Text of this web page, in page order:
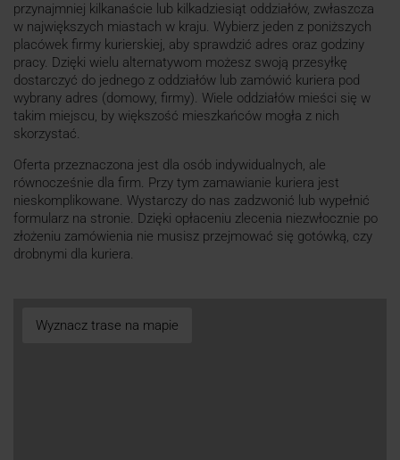
przynajmniej kilkanaście lub kilkadziesiąt oddziałów, zwłaszcza
w największych miastach w kraju. Wybierz jeden z poniższych
placówek firmy kurierskiej, aby sprawdzić adres oraz godziny
pracy. Dzięki wielu alternatywom możesz swoją przesyłkę
dostarczyć do jednego z oddziałów lub zamówić kuriera pod
wybrany adres (domowy, firmy). Wiele oddziałów mieści się w
takim miejscu, by większość mieszkańców mogła z nich
skorzystać.
Oferta przeznaczona jest dla osób indywidualnych, ale
równocześnie dla firm. Przy tym zamawianie kuriera jest
nieskomplikowane. Wystarczy do nas zadzwonić lub wypełnić
formularz na stronie. Dzięki opłaceniu zlecenia niezwłocznie po
złożeniu zamówienia nie musisz przejmować się gotówką, czy
drobnymi dla kuriera.
Wyznacz trase na mapie